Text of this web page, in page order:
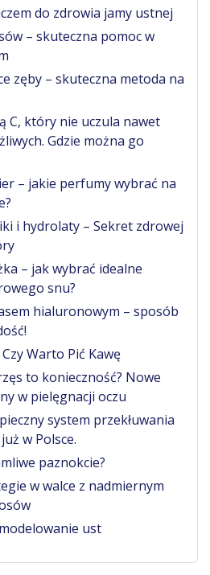
do zdrowia jamy ustnej
– skuteczna pomoc w
zęby – skuteczna metoda na
C, który nie uczula nawet
Gdzie można go
– jakie perfumy wybrać na
i hydrolaty – Sekret zdrowej
– jak wybrać idealne
snu?
hialuronowym – sposób
Warto Pić Kawę
to konieczność? Nowe
w pielęgnacji oczu
system przekłuwania
w Polsce.
paznokcie?
w walce z nadmiernym
ust